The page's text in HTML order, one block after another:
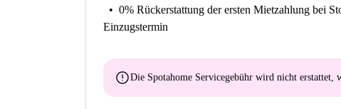
0% Rückerstattung der ersten Mietzahlung bei
Einzugstermin
errorDie Spotahome Servicegebühr wird nicht erstattet,